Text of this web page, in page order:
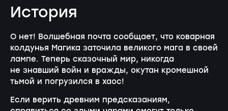
История
О нет! Волшебная почта сообщает, что коварная
колдунья Магика заточила великого мага в своей
лампе. Теперь сказочный мир, никогда
не знавший войн и вражды, окутан кромешной
тьмой и погрузился в хаос!
Если верить древним предсказаниям,